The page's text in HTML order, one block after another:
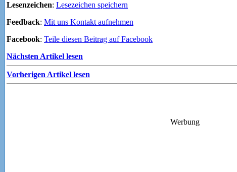
Lesenzeichen: Lesezeichen speichern
Feedback: Mit uns Kontakt aufnehmen
Facebook: Teile diesen Beitrag auf Facebook
Nächsten Artikel lesen
Vorherigen Artikel lesen
Werbung